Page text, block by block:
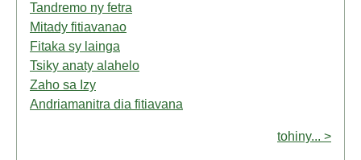
Tandremo ny fetra
Mitady fitiavanao
Fitaka sy lainga
Tsiky anaty alahelo
Zaho sa Izy
Andriamanitra dia fitiavana
tohiny... >